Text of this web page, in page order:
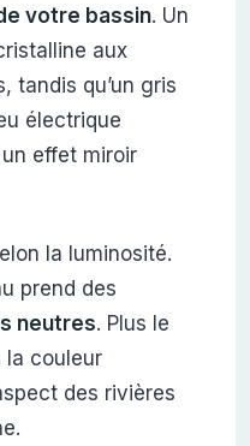
votre bassin. Un
aux
tandis qu’un gris
électrique
effet miroir
la luminosité.
prend des
neutres. Plus le
la couleur
des rivières